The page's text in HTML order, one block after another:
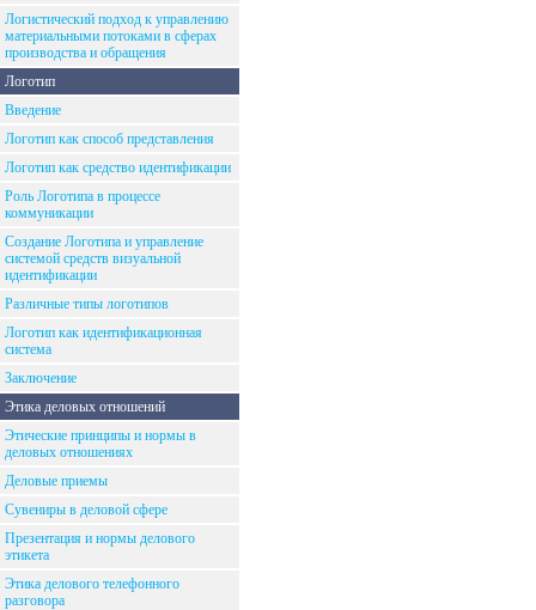
Логистический подход к управлению
материальными потоками в сферах
производства и обращения
Логотип
Введение
Логотип как способ представления
Логотип как средство идентификации
Роль Логотипа в процессе
коммуникации
Создание Логотипа и управление
системой средств визуальной
идентификации
Различные типы логотипов
Логотип как идентификационная
система
Заключение
Этика деловых отношений
Этические принципы и нормы в
деловых отношениях
Деловые приемы
Сувениры в деловой сфере
Презентация и нормы делового
этикета
Этика делового телефонного
разговора